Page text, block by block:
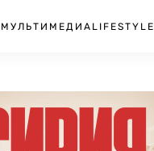
МУЛЬТИМЕДИА LIFESTYLE